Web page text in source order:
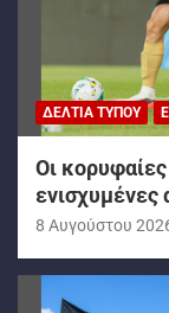
ΔΕΛΤΊΑ ΤΎΠΟΥ
Oι
ενισχυμένες
8 Αυγούστου